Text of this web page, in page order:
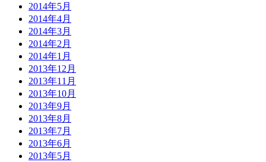
2014年5月
2014年4月
2014年3月
2014年2月
2014年1月
2013年12月
2013年11月
2013年10月
2013年9月
2013年8月
2013年7月
2013年6月
2013年5月